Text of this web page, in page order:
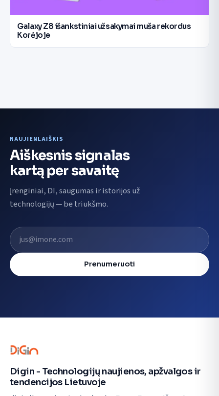
Galaxy Z8 išankstiniai užsakymai muša rekordus
Korėjoje
NAUJIENLAIŠKIS
Aiškesnis signalas
kartą per savaitę
Įrenginiai, DI, saugumas ir istorijos už
technologijų — be triukšmo.
El. pašto adresas
Prenumeruoti
Digin - Technologijų naujienos, apžvalgos ir
tendencijos Lietuvoje